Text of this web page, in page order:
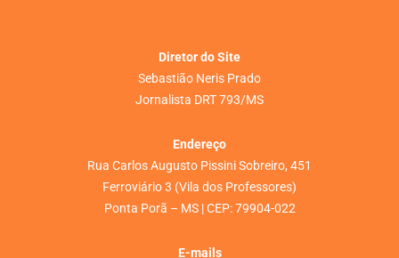
Diretor do Site
Sebastião Neris Prado
Jornalista DRT 793/MS
Endereço
Rua Carlos Augusto Pissini Sobreiro, 451
Ferroviário 3 (Vila dos Professores)
Ponta Porã – MS | CEP: 79904-022
E-mails